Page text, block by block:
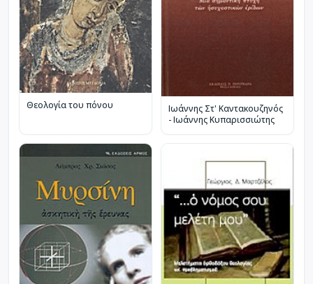
Θεολογία του πόνου
Ιωάννης Στ' Καντακουζηνός
- Ιωάννης Κυπαρισσιώτης